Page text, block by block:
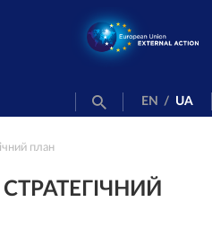
EN / UA
план